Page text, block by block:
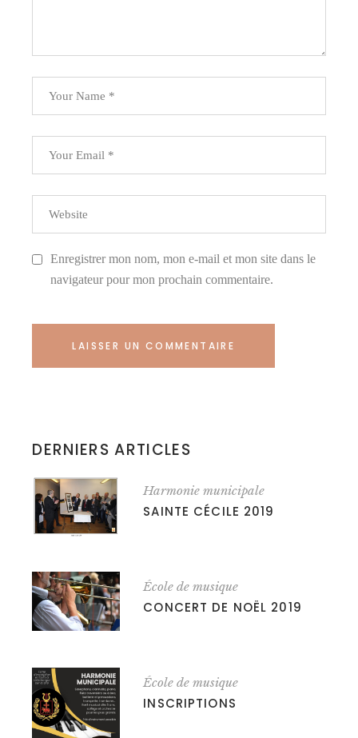
Enregistrer mon nom, mon e-mail et mon site dans le
navigateur pour mon prochain commentaire.
LAISSER UN COMMENTAIRE
DERNIERS ARTICLES
Harmonie municipale
SAINTE CÉCILE 2019
École de musique
CONCERT DE NOËL 2019
École de musique
INSCRIPTIONS